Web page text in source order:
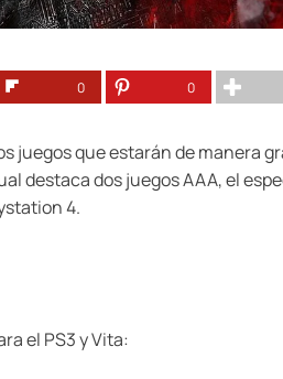
0 0
juegos que estarán de manera
destaca dos juegos AAA, el
4.
el PS3 y Vita: